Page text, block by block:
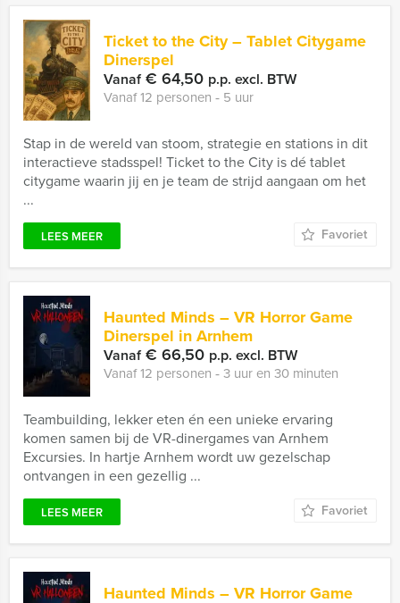
Ticket to the City – Tablet Citygame
Dinerspel
Vanaf€ 64,50 p.p. excl. BTW
Vanaf 12 personen ‐ 5 uur
Stap in de wereld van stoom, strategie en stations in dit
interactieve stadsspel! Ticket to the City is dé tablet
citygame waarin jij en je team de strijd aangaan om het
...
LEES MEER Favoriet
Haunted Minds – VR Horror Game
Dinerspel in Arnhem
Vanaf€ 66,50 p.p. excl. BTW
Vanaf 12 personen ‐ 3 uur en 30 minuten
Teambuilding, lekker eten én een unieke ervaring
komen samen bij de VR-dinergames van Arnhem
Excursies. In hartje Arnhem wordt uw gezelschap
ontvangen in een gezellig ...
LEES MEER Favoriet
Haunted Minds – VR Horror Game